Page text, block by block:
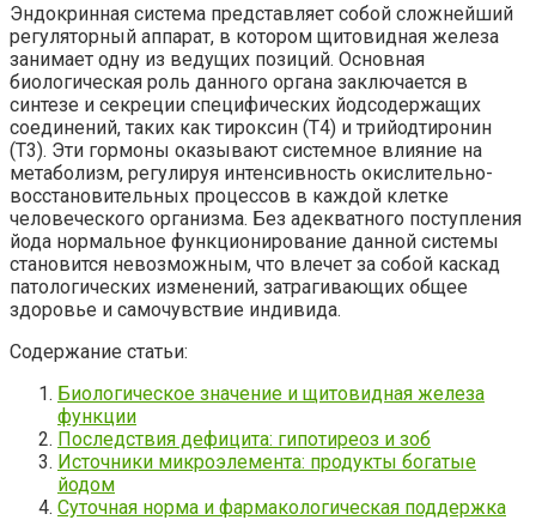
Эндокринная система представляет собой сложнейший
регуляторный аппарат, в котором щитовидная железа
занимает одну из ведущих позиций. Основная
биологическая роль данного органа заключается в
синтезе и секреции специфических йодсодержащих
соединений, таких как тироксин (Т4) и трийодтиронин
(Т3). Эти гормоны оказывают системное влияние на
метаболизм, регулируя интенсивность окислительно-
восстановительных процессов в каждой клетке
человеческого организма. Без адекватного поступления
йода нормальное функционирование данной системы
становится невозможным, что влечет за собой каскад
патологических изменений, затрагивающих общее
здоровье и самочувствие индивида.
Содержание статьи:
Биологическое значение и щитовидная железа
функции
Последствия дефицита: гипотиреоз и зоб
Источники микроэлемента: продукты богатые
йодом
Суточная норма и фармакологическая поддержка